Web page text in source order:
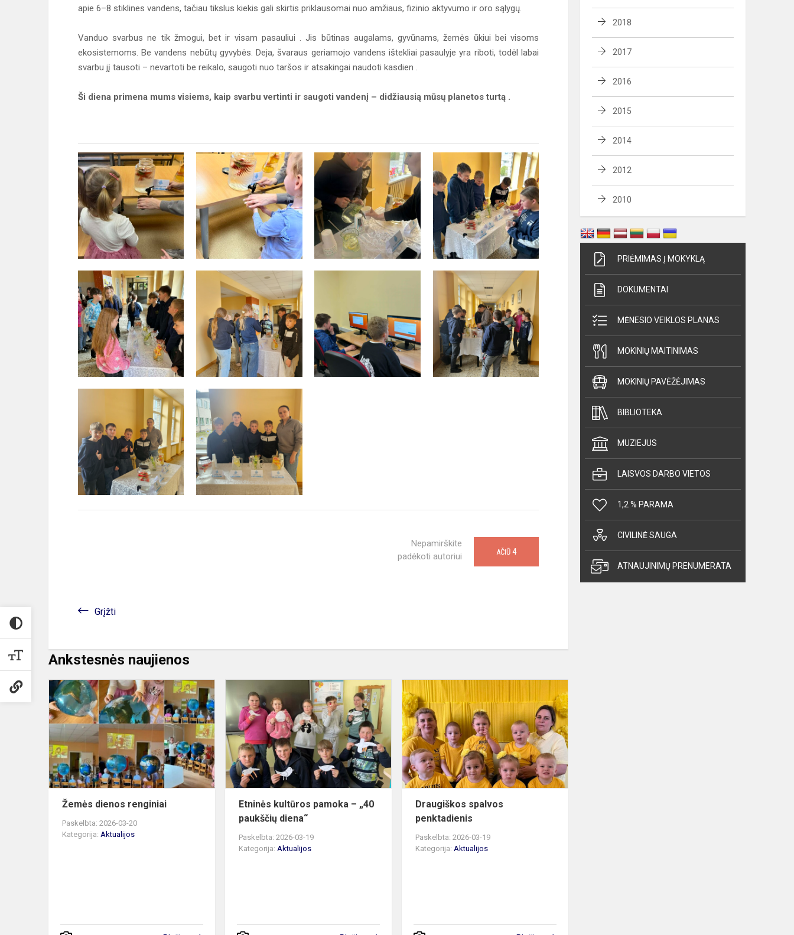
apie 6–8 stiklines vandens, tačiau tikslus kiekis gali skirtis priklausomai nuo amžiaus, fizinio aktyvumo ir oro sąlygų.
Vanduo svarbus ne tik žmogui, bet ir visam pasauliui . Jis būtinas augalams, gyvūnams, žemės ūkiui bei visoms
ekosistemoms. Be vandens nebūtų gyvybės. Deja, švaraus geriamojo vandens ištekliai pasaulyje yra riboti, todėl labai
svarbu jį tausoti – nevartoti be reikalo, saugoti nuo taršos ir atsakingai naudoti kasdien .
Ši diena primena mums visiems, kaip svarbu vertinti ir saugoti vandenį – didžiausią mūsų planetos turtą .
Nepamirškite
padėkoti autoriui
AČIŪ 4
Grįžti
Ankstesnės naujienos
Žemės
dienos
renginiai
Žemės dienos renginiai
Paskelbta: 2026-03-20
Kategorija: Aktualijos
Etninės
kultūros
pamoka
„40
paukščių
diena“
Etninės kultūros pamoka – „40
paukščių diena“
Paskelbta: 2026-03-19
Kategorija:Aktualijos
spalvos
penktadienis
Draugiškos spalvos
penktadienis
Paskelbta: 2026-03-19
Kategorija:Aktualijos
2018
2017
2016
2015
2014
2012
2010
PRIĖMIMAS Į MOKYKLĄ
DOKUMENTAI
MĖNESIO VEIKLOS PLANAS
MOKINIŲ MAITINIMAS
MOKINIŲ PAVĖŽĖJIMAS
BIBLIOTEKA
MUZIEJUS
LAISVOS DARBO VIETOS
1,2 % PARAMA
CIVILINĖ SAUGA
ATNAUJINIMŲ PRENUMERATA